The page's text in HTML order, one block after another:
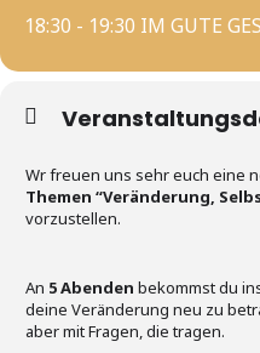
18:30 - 19:30 IM GUTE
Wr freuen uns sehr euch eine
Themen “Veränderung,
vorzustellen.
An 5 Abenden bekommst du
deine Veränderung neu zu
aber mit Fragen, die tragen.